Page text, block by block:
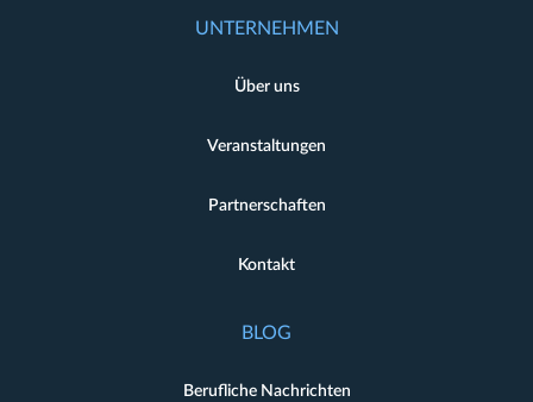
UNTERNEHMEN
Über uns
Veranstaltungen
Partnerschaften
Kontakt
BLOG
Berufliche Nachrichten